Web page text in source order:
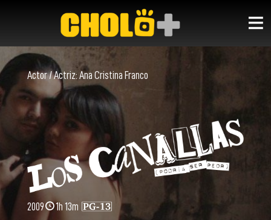
Actor / Actriz: Ana Cristina Franco
2009
1h 13m